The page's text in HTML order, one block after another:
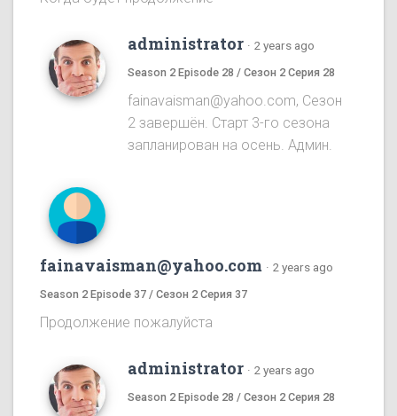
administrator · 2 years ago
Season 2 Episode 28 / Сезон 2 Серия 28
fainavaisman@yahoo.com, Сезон
2 завершён. Старт 3-го сезона
запланирован на осень. Админ.
fainavaisman@yahoo.com · 2 years ago
Season 2 Episode 37 / Сезон 2 Серия 37
Продолжение пожалуйста
administrator · 2 years ago
Season 2 Episode 28 / Сезон 2 Серия 28